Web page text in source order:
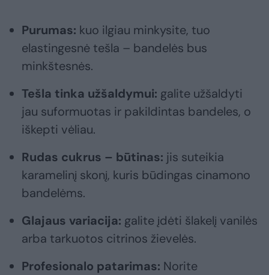
Purumas: kuo ilgiau minkysite, tuo
elastingesnė tešla – bandelės bus
minkštesnės.
Tešla tinka užšaldymui: galite užšaldyti
jau suformuotas ir pakildintas bandeles, o
iškepti vėliau.
Rudas cukrus – būtinas: jis suteikia
karamelinį skonį, kuris būdingas cinamono
bandelėms.
Glajaus variacija: galite įdėti šlakelį vanilės
arba tarkuotos citrinos žievelės.
Profesionalo patarimas: Norite